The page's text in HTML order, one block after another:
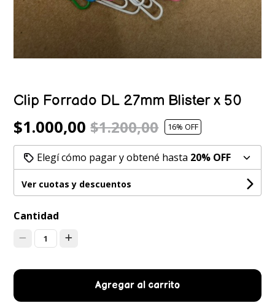
Clip Forrado DL 27mm Blister x 50
$1.000,00$1.200,00 16% OFF
Elegí cómo pagar y obtené hasta 20% OFF
Ver cuotas y descuentos
Cantidad
1
Agregar al carrito